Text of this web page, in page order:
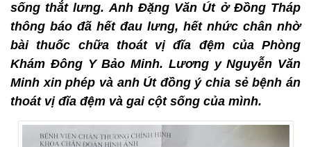
sống thắt lưng. Anh Đặng Văn Út ở Đồng Tháp
thông báo đã hết đau lưng, hết nhức chân nhờ
bài thuốc chữa thoát vị đĩa đệm của Phòng
Khám Đông Y Bảo Minh. Lương y Nguyễn Văn
Minh xin phép và anh Út đồng ý chia sẻ bệnh án
thoát vị đĩa đệm và gai cột sống của mình.